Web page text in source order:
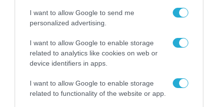
I want to allow Google to send me
personalized advertising.
I want to allow Google to enable storage
related to analytics like cookies on web or
device identifiers in apps.
I want to allow Google to enable storage
related to functionality of the website or app.
διαδίκτυο
ΑΑΔΕ: Διευκρινίσεις
για τα πρόστιμα σε
παραβάσεις που
αφορούν τους ΦΗΜ
31.07.2026
Τεχνητή Νοημοσύνη
δεν είναι απλώς μια